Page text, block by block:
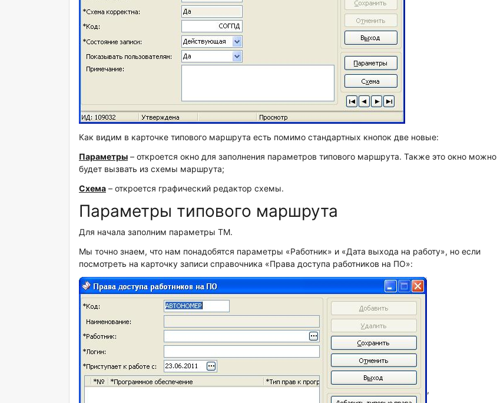
Как видим в карточке типового маршрута есть помимо стандартных кнопок две новые:
Параметры – откроется окно для заполнения параметров типового маршрута. Также это окно можно
будет вызвать из схемы маршрута;
Схема – откроется графический редактор схемы.
Параметры типового маршрута
Для начала заполним параметры ТМ.
Мы точно знаем, что нам понадобятся параметры «Работник» и «Дата выхода на работу», но если
посмотреть на карточку записи справочника «Права доступа работников на ПО»:
,